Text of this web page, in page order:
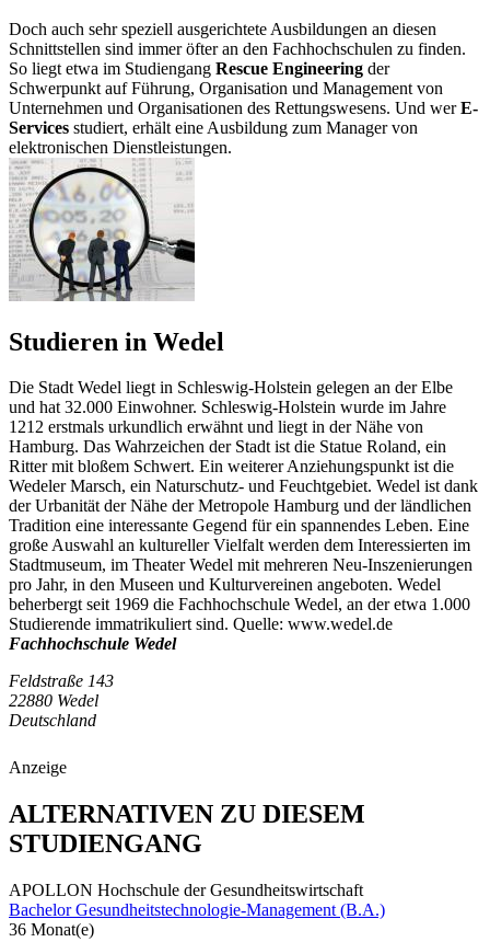
Doch auch sehr speziell ausgerichtete Ausbildungen an diesen
Schnittstellen sind immer öfter an den Fachhochschulen zu finden.
So liegt etwa im Studiengang Rescue Engineering der
Schwerpunkt auf Führung, Organisation und Management von
Unternehmen und Organisationen des Rettungswesens. Und werE-
Services studiert, erhält eine Ausbildung zum Manager von
elektronischen Dienstleistungen.
Studieren in Wedel
Die Stadt Wedel liegt in Schleswig-Holstein gelegen an der Elbe
und hat 32.000 Einwohner. Schleswig-Holstein wurde im Jahre
1212 erstmals urkundlich erwähnt und liegt in der Nähe von
Hamburg. Das Wahrzeichen der Stadt ist die Statue Roland, ein
Ritter mit bloßem Schwert. Ein weiterer Anziehungspunkt ist die
Wedeler Marsch, ein Naturschutz- und Feuchtgebiet. Wedel ist dank
der Urbanität der Nähe der Metropole Hamburg und der ländlichen
Tradition eine interessante Gegend für ein spannendes Leben. Eine
große Auswahl an kultureller Vielfalt werden dem Interessierten im
Stadtmuseum, im Theater Wedel mit mehreren Neu-Inszenierungen
pro Jahr, in den Museen und Kulturvereinen angeboten. Wedel
beherbergt seit 1969 die Fachhochschule Wedel, an der etwa 1.000
Studierende immatrikuliert sind. Quelle: www.wedel.de
Fachhochschule Wedel
Feldstraße 143
22880 Wedel
Deutschland
Anzeige
ALTERNATIVEN ZU DIESEM
STUDIENGANG
APOLLON Hochschule der Gesundheitswirtschaft
Bachelor Gesundheitstechnologie-Management (B.A.)
36 Monat(e)